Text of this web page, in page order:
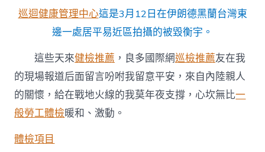
巡迴健康管理中心這是3月12日在伊朗德黑蘭台灣東
邊一處居平易近區拍攝的被毀衡宇。
這些天來健檢推薦 ，良多國際網巡檢推薦友在我
的現場報道后面留言吩咐我留意平安，來自內陸親人
的關懷，給在戰地火線的我莫年夜支撐，心坎無比一
般勞工體檢暖和、激動。
體檢項目